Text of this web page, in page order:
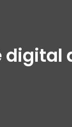
digital